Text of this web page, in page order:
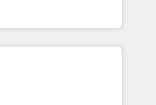
capable of integrating
ranging from CRM
and offline sales